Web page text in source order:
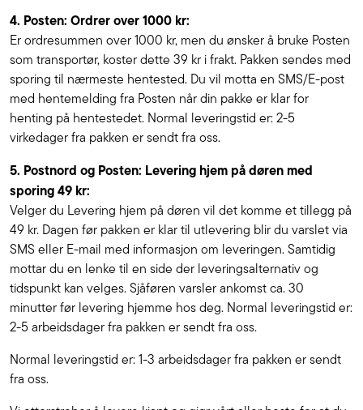
4. Posten: Ordrer over 1000 kr:
Er ordresummen over 1000 kr, men du ønsker å bruke Posten
som transportør, koster dette 39 kr i frakt. Pakken sendes med
sporing til nærmeste hentested. Du vil motta en SMS/E-post
med hentemelding fra Posten når din pakke er klar for
henting på hentestedet. Normal leveringstid er: 2-5
virkedager fra pakken er sendt fra oss.
5. Postnord og Posten: Levering hjem på døren med
sporing 49 kr:
Velger du Levering hjem på døren vil det komme et tillegg på
49 kr. Dagen før pakken er klar til utlevering blir du varslet via
SMS eller E-mail med informasjon om leveringen. Samtidig
mottar du en lenke til en side der leveringsalternativ og
tidspunkt kan velges. Sjåføren varsler ankomst ca. 30
minutter før levering hjemme hos deg. Normal leveringstid er:
2-5 arbeidsdager fra pakken er sendt fra oss.
Normal leveringstid er: 1-3 arbeidsdager fra pakken er sendt
fra oss.